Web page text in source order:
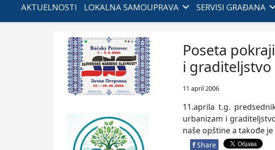
AKTUELNOSTI LOKALNA SAMOUPRAVA SERVISI GRAĐANA
Poseta
i graditeljstvo
11 april 2006
11.aprila t.g.
urbanizam i
naše opštine a takođe
f Share